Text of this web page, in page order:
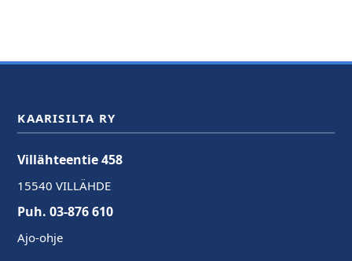
KAARISILTA RY
Villähteentie 458
15540 VILLÄHDE
Puh. 03-876 610
Ajo-ohje